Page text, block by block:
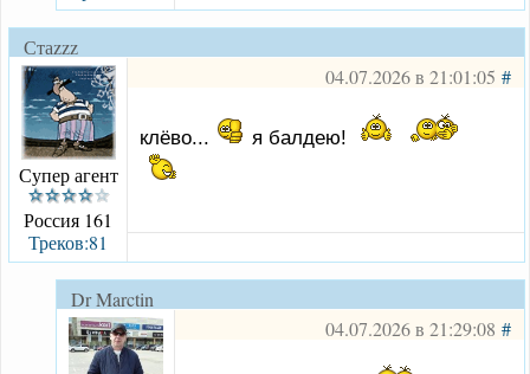
Стаzzz
04.07.2026 в 21:01:05#
Супер агент
Россия 161
Треков:81
клёво... я балдею!
Dr Marctin
04.07.2026 в 21:29:08#